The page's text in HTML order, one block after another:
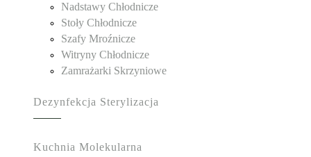
Nadstawy Chłodnicze
Stoły Chłodnicze
Szafy Mroźnicze
Witryny Chłodnicze
Zamrażarki Skrzyniowe
Dezynfekcja Sterylizacja
Kuchnia Molekularna